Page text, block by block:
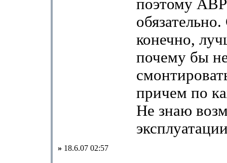
поэтому
конечно,
почему бы
причем по
Не знаю
» 18.6.07 02:57